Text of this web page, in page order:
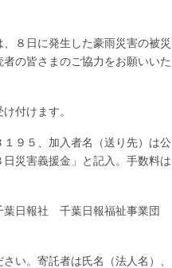
８日に発生した豪雨災害の被災
の皆さまのご協力をお願いいた
付けます。
９５、加入者名（送り先）は公
災害義援金」と記入。手数料は
日報社 千葉日報福祉事業団
い。寄託者は氏名（法人名）、